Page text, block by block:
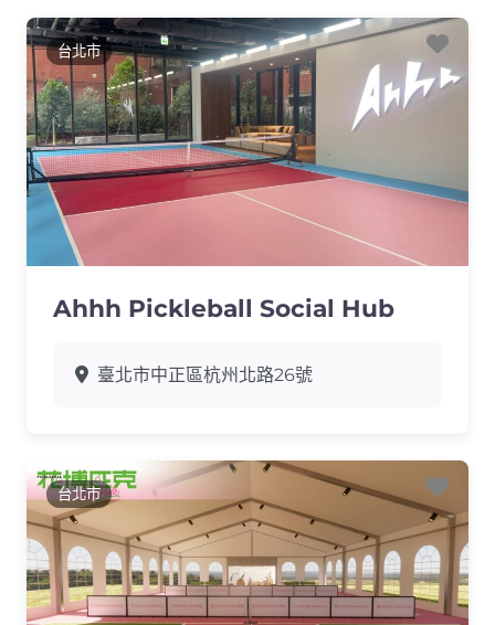
台北市
Ahhh Pickleball Social Hub
臺北市中正區杭州北路26號
台北市